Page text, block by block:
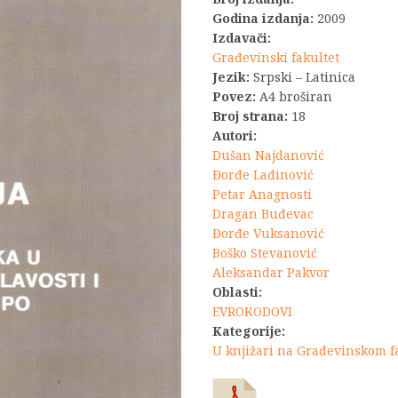
Godina izdanja: 2009
Izdavači:
Građevinski fakultet
Jezik: Srpski – Latinica
Povez: A4 broširan
Broj strana: 18
Autori:
Dušan Najdanović
Đorđe Lađinović
Petar Anagnosti
Dragan Buđevac
Đorđe Vuksanović
Boško Stevanović
Aleksandar Pakvor
Oblasti:
EVROKODOVI
Kategorije:
U knjižari na Građevinskom